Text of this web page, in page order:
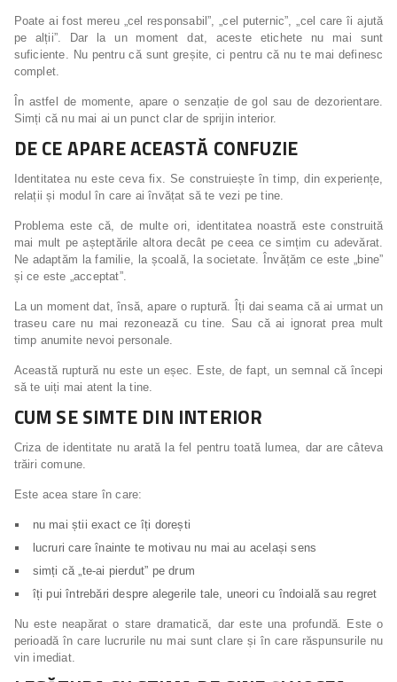
Poate ai fost mereu „cel responsabil”, „cel puternic”, „cel care îi ajută
pe alții”. Dar la un moment dat, aceste etichete nu mai sunt
suficiente. Nu pentru că sunt greșite, ci pentru că nu te mai definesc
complet.
În astfel de momente, apare o senzație de gol sau de dezorientare.
Simți că nu mai ai un punct clar de sprijin interior.
DE CE APARE ACEASTĂ CONFUZIE
Identitatea nu este ceva fix. Se construiește în timp, din experiențe,
relații și modul în care ai învățat să te vezi pe tine.
Problema este că, de multe ori, identitatea noastră este construită
mai mult pe așteptările altora decât pe ceea ce simțim cu adevărat.
Ne adaptăm la familie, la școală, la societate. Învățăm ce este „bine”
și ce este „acceptat”.
La un moment dat, însă, apare o ruptură. Îți dai seama că ai urmat un
traseu care nu mai rezonează cu tine. Sau că ai ignorat prea mult
timp anumite nevoi personale.
Această ruptură nu este un eșec. Este, de fapt, un semnal că începi
să te uiți mai atent la tine.
CUM SE SIMTE DIN INTERIOR
Criza de identitate nu arată la fel pentru toată lumea, dar are câteva
trăiri comune.
Este acea stare în care:
nu mai știi exact ce îți dorești
lucruri care înainte te motivau nu mai au același sens
simți că „te-ai pierdut” pe drum
îți pui întrebări despre alegerile tale, uneori cu îndoială sau regret
Nu este neapărat o stare dramatică, dar este una profundă. Este o
perioadă în care lucrurile nu mai sunt clare și în care răspunsurile nu
vin imediat.